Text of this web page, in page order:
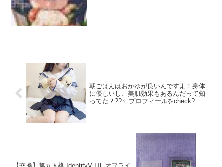
朝ごはんはおかゆが良いんですよ！身体
に優しいし、美肌効果もあるんだって知
ってた？??‍♀️ プロフィールをcheck? 東
【交換】第五人格 IdentityV IJL オフライ